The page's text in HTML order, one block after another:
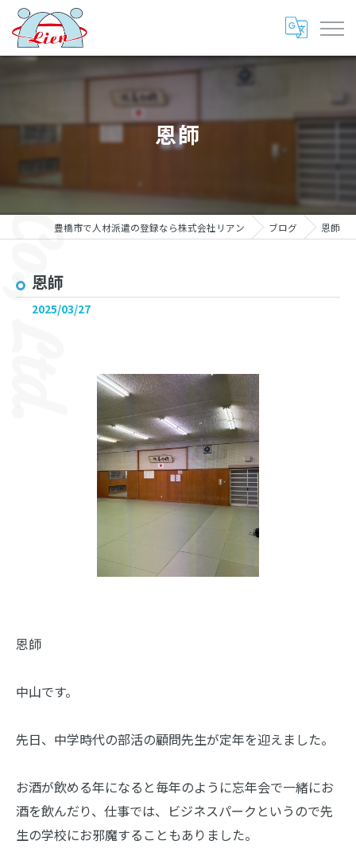
恩師
豊橋市で人材派遣の登録なら株式会社リアン ブログ 恩師
恩師
2025/03/27
恩師
中山です。
先日、中学時代の部活の顧問先生が定年を迎えました。
お酒が飲める年になると毎年のように忘年会で一緒にお
酒を飲んだり、仕事では、ビジネスパークというので先
生の学校にお邪魔することもありました。